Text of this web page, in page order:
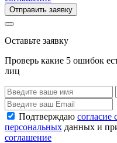
Отправить заявку
Оставьте заявку
Проверь какие 5 ошибок
лиц
Подтверждаю согласие
персональных данных и
соглашение